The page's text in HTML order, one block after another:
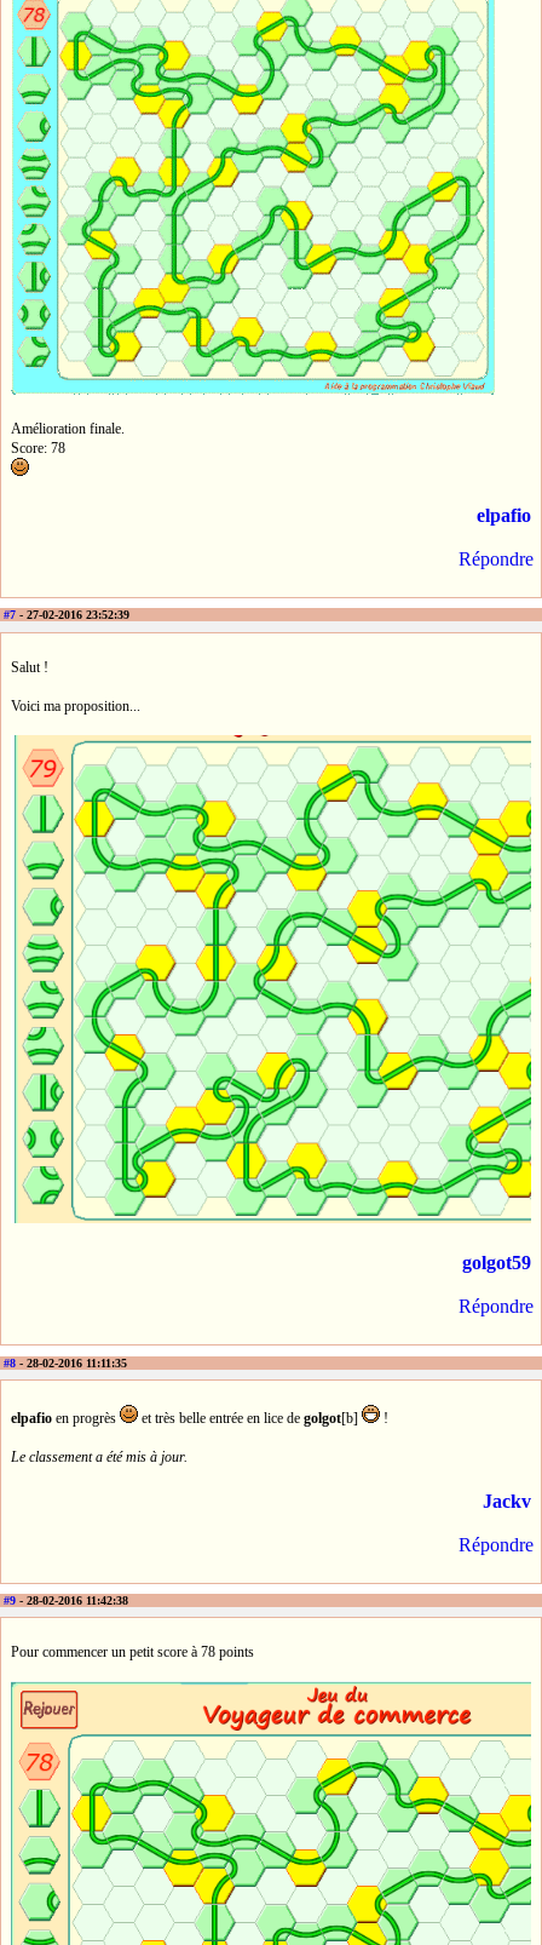
Amélioration finale.
Score: 78
elpafio
Répondre
#7 - 27-02-2016 23:52:39
Salut !
Voici ma proposition...
golgot59
Répondre
#8 - 28-02-2016 11:11:35
elpafio en progrès et très belle entrée en lice de golgot[b] !
Le classement a été mis à jour.
Jackv
Répondre
#9 - 28-02-2016 11:42:38
Pour commencer un petit score à 78 points